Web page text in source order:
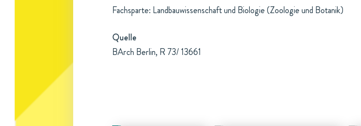
Fachsparte: Landbauwissenschaft und Biologie (Zoologie und Botanik)
Quelle
BArch Berlin, R 73/ 13661